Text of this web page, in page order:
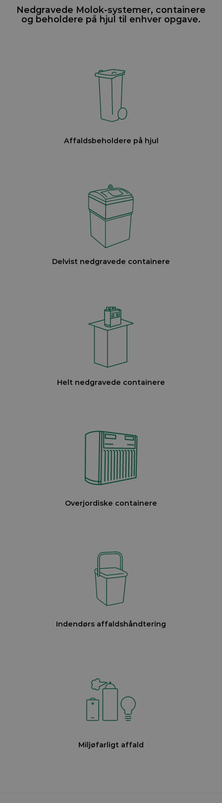
Nedgravede Molok-systemer, containere
og beholdere på hjul til enhver opgave.
Affaldsbeholdere på hjul
Delvist nedgravede containere
Helt nedgravede containere
Overjordiske containere
Indendørs affaldshåndtering
Miljøfarligt affald